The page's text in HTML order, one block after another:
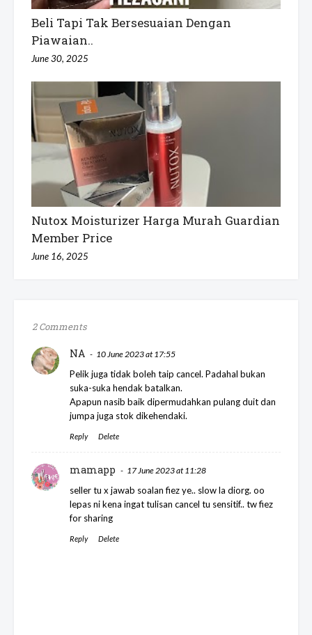
Beli Tapi Tak Bersesuaian Dengan
Piawaian..
June 30, 2025
Nutox Moisturizer Harga Murah Guardian
Member Price
June 16, 2025
2 Comments
NA 10 June 2023 at 17:55
Pelik juga tidak boleh taip cancel. Padahal bukan
suka-suka hendak batalkan.
Apapun nasib baik dipermudahkan pulang duit dan
jumpa juga stok dikehendaki.
Reply Delete
mamapp 17 June 2023 at 11:28
seller tu x jawab soalan fiez ye.. slow la diorg. oo
lepas ni kena ingat tulisan cancel tu sensitif.. tw fiez
for sharing
Reply Delete